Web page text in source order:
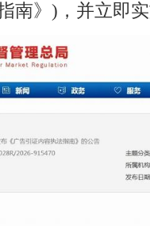
南》)，并立即